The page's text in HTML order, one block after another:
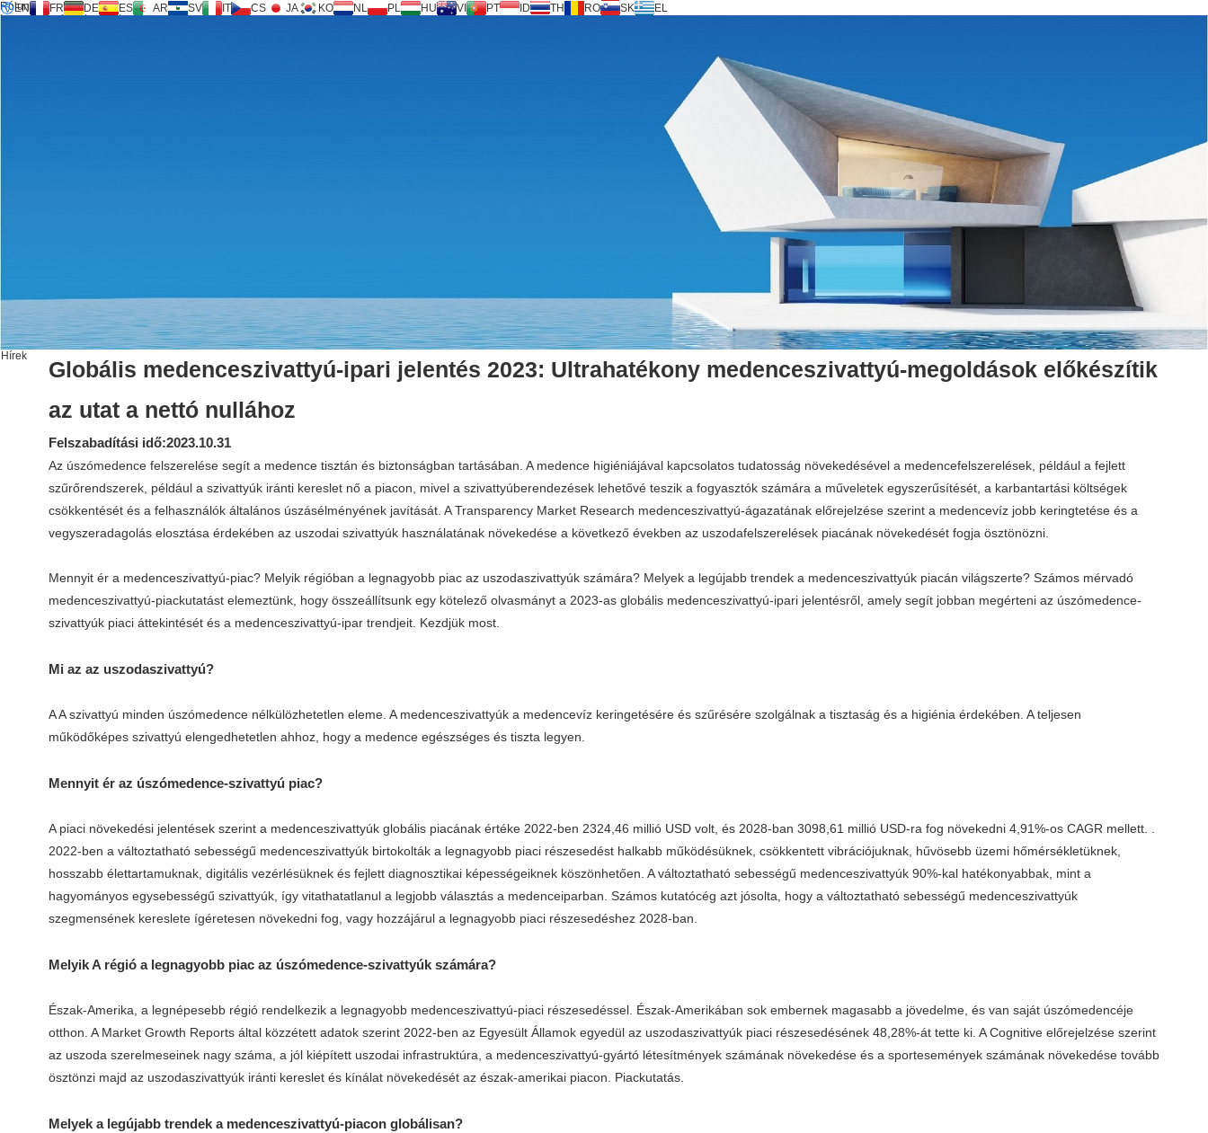
Rólunk
Inversilence® technológia
EN FR DE ES AR SV IT CS JA KO NL PL HU VI PT ID TH RO SK EL
Hírek
Globális medenceszivattyú-ipari jelentés 2023: Ultrahatékony medenceszivattyú-megoldások előkészítik
az utat a nettó nullához
Felszabadítási idő:2023.10.31
Az úszómedence felszerelése segít a medence tisztán és biztonságban tartásában. A medence higiéniájával kapcsolatos tudatosság növekedésével a medencefelszerelések, például a fejlett
szűrőrendszerek, például a szivattyúk iránti kereslet nő a piacon, mivel a szivattyúberendezések lehetővé teszik a fogyasztók számára a műveletek egyszerűsítését, a karbantartási költségek
csökkentését és a felhasználók általános úszásélményének javítását. A Transparency Market Research medenceszivattyú-ágazatának előrejelzése szerint a medencevíz jobb keringtetése és a
vegyszeradagolás elosztása érdekében az uszodai szivattyúk használatának növekedése a következő években az uszodafelszerelések piacának növekedését fogja ösztönözni.
Mennyit ér a medenceszivattyú-piac? Melyik régióban a legnagyobb piac az uszodaszivattyúk számára? Melyek a legújabb trendek a medenceszivattyúk piacán világszerte? Számos mérvadó
medenceszivattyú-piackutatást elemeztünk, hogy összeállítsunk egy kötelező olvasmányt a 2023-as globális medenceszivattyú-ipari jelentésről, amely segít jobban megérteni az úszómedence-
szivattyúk piaci áttekintését és a medenceszivattyú-ipar trendjeit. Kezdjük most.
Mi az az uszodaszivattyú?
A A szivattyú minden úszómedence nélkülözhetetlen eleme. A medenceszivattyúk a medencevíz keringetésére és szűrésére szolgálnak a tisztaság és a higiénia érdekében. A teljesen
működőképes szivattyú elengedhetetlen ahhoz, hogy a medence egészséges és tiszta legyen.
Mennyit ér az úszómedence-szivattyú piac?
A piaci növekedési jelentések szerint a medenceszivattyúk globális piacának értéke 2022-ben 2324,46 millió USD volt, és 2028-ban 3098,61 millió USD-ra fog növekedni 4,91%-os CAGR mellett. .
2022-ben a változtatható sebességű medenceszivattyúk birtokolták a legnagyobb piaci részesedést halkabb működésüknek, csökkentett vibrációjuknak, hűvösebb üzemi hőmérsékletüknek,
hosszabb élettartamuknak, digitális vezérlésüknek és fejlett diagnosztikai képességeiknek köszönhetően. A változtatható sebességű medenceszivattyúk 90%-kal hatékonyabbak, mint a
hagyományos egysebességű szivattyúk, így vitathatatlanul a legjobb választás a medenceiparban. Számos kutatócég azt jósolta, hogy a változtatható sebességű medenceszivattyúk
szegmensének kereslete ígéretesen növekedni fog, vagy hozzájárul a legnagyobb piaci részesedéshez 2028-ban.
Melyik A régió a legnagyobb piac az úszómedence-szivattyúk számára?
Észak-Amerika, a legnépesebb régió rendelkezik a legnagyobb medenceszivattyú-piaci részesedéssel. Észak-Amerikában sok embernek magasabb a jövedelme, és van saját úszómedencéje
otthon. A Market Growth Reports által közzétett adatok szerint 2022-ben az Egyesült Államok egyedül az uszodaszivattyúk piaci részesedésének 48,28%-át tette ki. A Cognitive előrejelzése szerint
az uszoda szerelmeseinek nagy száma, a jól kiépített uszodai infrastruktúra, a medenceszivattyú-gyártó létesítmények számának növekedése és a sportesemények számának növekedése tovább
ösztönzi majd az uszodaszivattyúk iránti kereslet és kínálat növekedését az észak-amerikai piacon. Piackutatás.
Melyek a legújabb trendek a medenceszivattyú-piacon globálisan?